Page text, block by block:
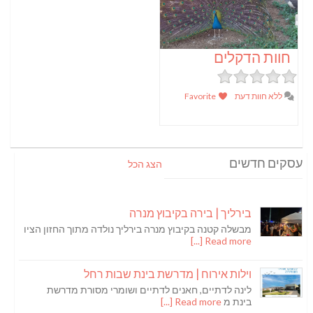
חוות הדקלים
ללא חוות דעת
עסקים חדשים הצג הכל
בירליך | בירה בקיבוץ מנרה
מבשלה קטנה בקיבוץ מנרה בירליך נולדה מתוך החזון הציו
Read more [...]
וילות אירוח | מדרשת בינת שבות רחל
לינה לדתיים, חאנים לדתיים ושומרי מסורת מדרשת
בינת מRead more [...]